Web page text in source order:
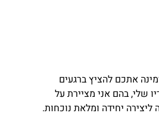
אתכם להציץ ברגעים
שלי, בהם אני מציירת על
ליצירה יחידה ומלאת נוכחות.